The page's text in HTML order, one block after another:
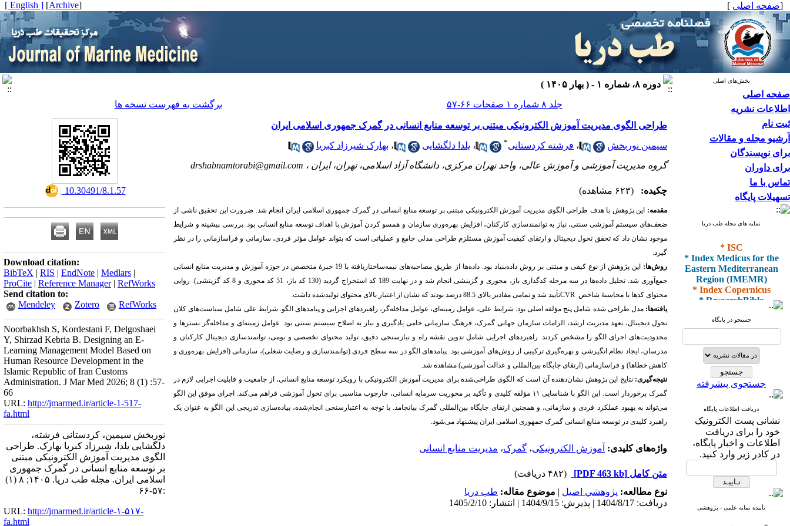
[صفحه اصلی ]
[
Archive
]
[ English ]
بخش‌های اصلی
صفحه اصلی
اطلاعات نشریه
ثبت نام
آرشیو مجله و مقالات
برای نویسندگان
برای داوران
تماس با ما
تسهیلات پایگاه
نمایه های مجله طب دریا
* ISC
* Index Medicus for the
Eastern Mediterranean
Region (IMEMR)
* Index Copernicus
* ResearchBible
* I2OR
* ROAD
* Scientific Indexing
Services
* SID
* Magiran
* Google Scholar
و دارای رتبه علمی
پژوهشی
از کمیسیون نشریات
وزارت بهداشت و درمان
* Index Medicus for the
جستجو در پایگاه
جستجوی پیشرفته
دریافت اطلاعات پایگاه
نشانی پست الکترونیک
خود را برای دریافت
اطلاعات و اخبار پایگاه،
در کادر زیر وارد کنید.
تأییده نمایه علمی - پژوهشی
دوره ۸، شماره ۱ - ( بهار ۱۴۰۵ )
جلد ۸ شماره ۱ صفحات ۶۶-۵۷
برگشت به فهرست نسخه ها
طراحی الگوی مدیریت آموزش الکترونیکی مبتنی بر توسعه منابع انسانی در گمرک جمهوری اسلامی ایران
سیمین نوربخش ، فرشته کردستانی* ، یلدا دلگشایی ، بهارک شیرزاد کبریا
گروه مدیریت آموزشی و آموزش عالی، واحد تهران مرکزی، دانشگاه آزاد اسلامی، تهران، ایران ، drshabnamtorabi@gmail.com
چکیده: (۶۲۳ مشاهده)
مقدمه: این پژوهش با هدف طراحی الگوی مدیریت آموزش الکترونیکی مبتنی بر توسعه منابع انسانی در گمرک جمهوری اسلامی ایران انجام شد. ضرورت این تحقیق ناشی از
ضعف‌های سیستم آموزشی سنتی، نیاز به توانمندسازی کارکنان، افزایش بهره‌وری سازمان و همسو کردن آموزش با اهداف توسعه منابع انسانی بود. بررسی پیشینه و شرایط
موجود نشان داد که تحقق تحول دیجیتال و ارتقای کیفیت آموزش مستلزم طراحی مدلی جامع و عملیاتی است که بتواند عوامل مؤثر فردی، سازمانی و فراسازمانی را در نظر
گیرد.
روش‌ها: این پژوهش از نوع کیفی و مبتنی بر روش داده‌بنیاد
بود. داده‌ها از طریق مصاحبه‌های نیمه‌ساختاریافته با 19 خبرۀ متخصص در حوزه آموزش و مدیریت منابع انسانی
جمع‌آوری شد. تحلیل داده‌ها در سه مرحله کدگذاری باز، محوری و گزینشی انجام شد و در نهایت 189 کد استخراج گردید (130 کد باز، 51 کد محوری و 8 کد گزینشی). روایی
محتوای کدها با محاسبۀ شاخص CVRتأیید شد و تمامی مقادیر بالای 88.5 درصد بودند که نشان از اعتبار بالای محتوای تولیدشده داشت.
یافته‌ها: مدل طراحی شده شامل پنج مؤلفه اصلی بود: شرایط علی، عوامل زمینه‌ای، عوامل مداخله‌گر، راهبردهای اجرایی و پیامدهای الگو. شرایط علی شامل سیاست‌های کلان
تحول دیجیتال، تعهد مدیریت ارشد، الزامات سازمان جهانی گمرک، فرهنگ سازمانی حامی یادگیری و نیاز به اصلاح سیستم سنتی بود. عوامل زمینه‌ای و مداخله‌گر بسترها و
محدودیت‌های اجرای الگو را مشخص کردند. راهبردهای اجرایی شامل تدوین نقشه راه و نیازسنجی دقیق، تولید محتوای تخصصی و بومی، توانمندسازی دیجیتال کارکنان و
مدرسان، ایجاد نظام انگیزشی و بهره‌گیری ترکیبی از روش‌های آموزشی بود. پیامدهای الگو در سه سطح فردی (توانمندسازی و رضایت شغلی)، سازمانی (افزایش بهره‌وری و
کاهش خطاها) و فراسازمانی (ارتقای جایگاه بین‌المللی و عدالت آموزشی) مشاهده شد.
نتیجه‌گیری: نتایج این پژوهش نشان‌دهنده آن است که الگوی طراحی‌شده برای مدیریت آموزش الکترونیکی با رویکرد توسعه منابع انسانی، از جامعیت و قابلیت اجرایی لازم در
گمرک برخوردار است. این الگو با شناسایی ۱۱ مؤلفه کلیدی و تأکید بر محوریت سرمایه انسانی، چارچوب مناسبی برای تحول آموزشی فراهم می‌کند. اجرای موفق این الگو
می‌تواند به بهبود عملکرد فردی و سازمانی، و همچنین ارتقای جایگاه بین‌المللی گمرک بیانجامد. با توجه به اعتبارسنجی انجام‌شده، پیاده‌سازی تدریجی این الگو به عنوان یک
راهبرد کلیدی در توسعه منابع انسانی گمرک جمهوری اسلامی ایران پیشنهاد می‌شود.
واژه‌های کلیدی: آموزش الکترونیکی، گمرک، مدیریت منابع انسانی
متن کامل [PDF 463 kb]
(۴۸۲ دریافت)
نوع مطالعه: پژوهشي اصیل | موضوع مقاله: طب دریا
دریافت: 1404/8/17 | پذیرش: 1404/9/15 | انتشار: 1405/2/10
‎ 10.30491/8.1.57
Download citation:
BibTeX | RIS | EndNote | Medlars |
ProCite | Reference Manager| RefWorks
Send citation to:
Mendeley
Zotero RefWorks
Noorbakhsh S, Kordestani F, Delgoshaei
Y, Shirzad Kebria B. Designing an E-
Learning Management Model Based on
Human Resource Development in the
Islamic Republic of Iran Customs
Administration. J Mar Med 2026; 8 (1) :57-
66
URL: http://jmarmed.ir/article-1-517-
fa.html
نوربخش سیمین، کردستانی فرشته،
دلگشایی یلدا، شیرزاد کبریا بهارک. طراحی
الگوی مدیریت آموزش الکترونیکی مبتنی
بر توسعه منابع انسانی در گمرک جمهوری
اسلامی ایران. مجله طب دریا. ۱۴۰۵; ۸ (۱)
:۵۷-۶۶
URL: http://jmarmed.ir/article-۱-۵۱۷-
fa.html